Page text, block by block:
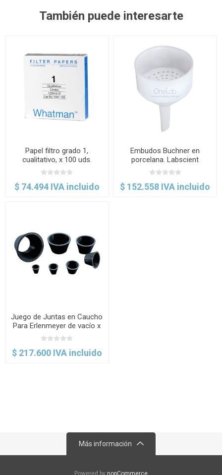
También puede interesarte
Papel filtro grado 1,
cualitativo, x 100 uds.
Whatman
$ 74.494 IVA incluido
Embudos Buchner en
porcelana. Labscient
$ 152.558 IVA incluido
Juego de Juntas en Caucho
Para Erlenmeyer de vacío x
7 Piezas. Polylab
$ 217.600 IVA incluido
Más información
Powered by nopCommerce